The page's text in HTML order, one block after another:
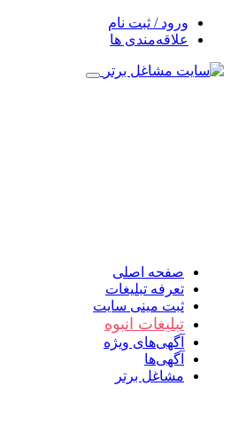
ورود / ثبت نام
علاقه‌مندی ها
صفحه اصلی
تعرفه تبلیغات
ثبت مینی سایت
تبلیغات انبوه
آگهی‌های ویژه
آگهی‌ها
مشاغل برتر